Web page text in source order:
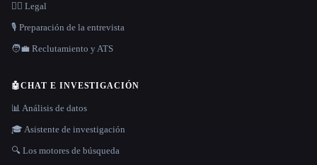
👩‍⚖️ Legal
🎙️ Preparación de la entrevista
🧑‍💼 Reclutamiento y ATS
🤖CHAT E INVESTIGACIÓN
📊 Análisis de datos
🎓 Asistente de investigación
🔍 Los motores de búsqueda